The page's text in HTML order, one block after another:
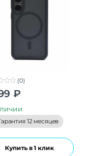
(0)
₽
12 месяцев
Купить в 1 клик